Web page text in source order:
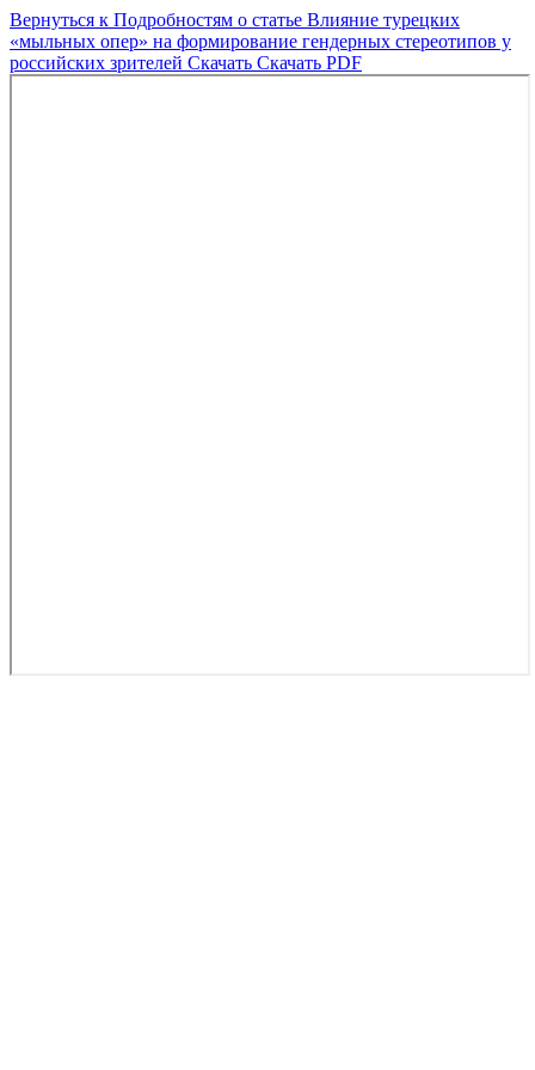
Вернуться к Подробностям о статье Влияние турецких
«мыльных опер» на формирование гендерных стереотипов у
российских зрителей Скачать Скачать PDF